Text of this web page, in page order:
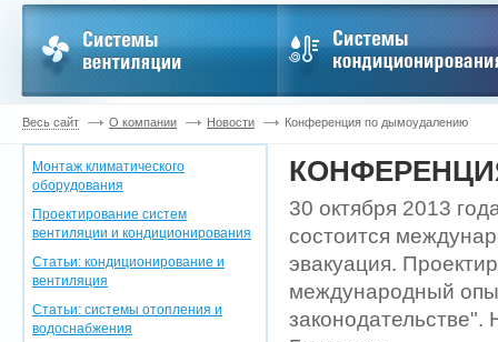
Весь сайт О компании Новости Конференция по дымоудалению
Монтаж климатического
оборудования
Проектирование систем
вентиляции и кондиционирования
Статьи: кондиционирование и
вентиляция
Статьи: системы отопления и
водоснабжения
30 октября 2013
состоится
эвакуация.
международный